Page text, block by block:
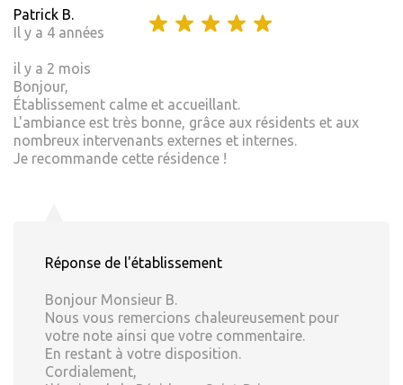
Patrick B.
Il y a 4 années
il y a 2 mois
Bonjour,
Établissement calme et accueillant.
L'ambiance est très bonne, grâce aux résidents et aux
nombreux intervenants externes et internes.
Je recommande cette résidence !
Réponse de l'établissement
Bonjour Monsieur B.
Nous vous remercions chaleureusement pour
votre note ainsi que votre commentaire.
En restant à votre disposition.
Cordialement,